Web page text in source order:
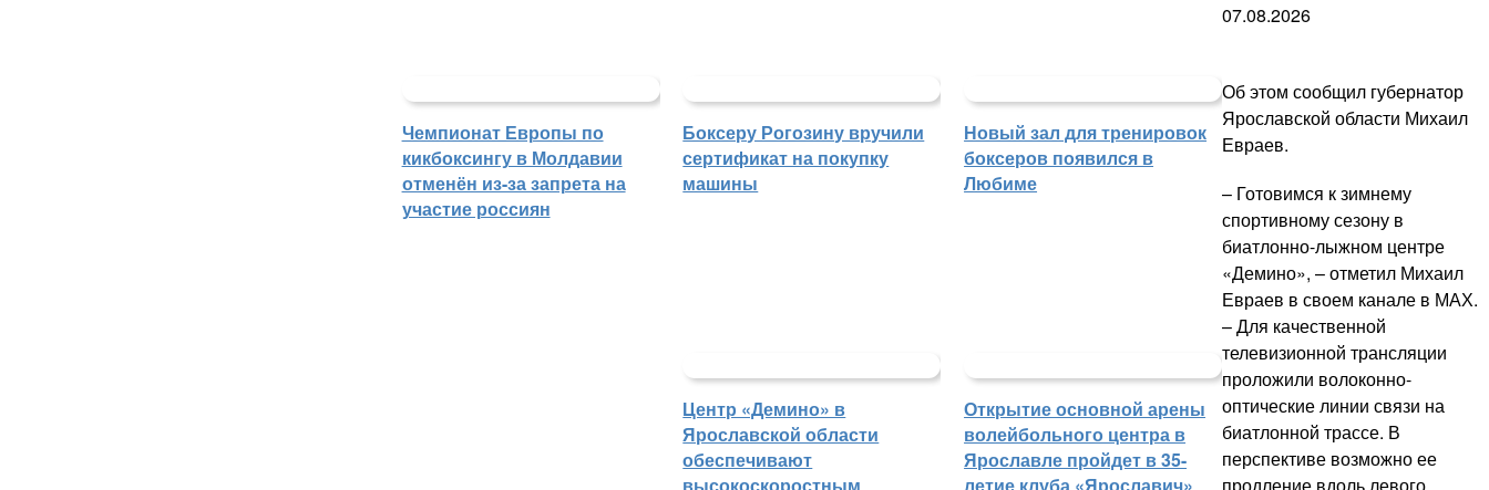
Чемпионат Европы по
кикбоксингу в Молдавии
отменён из-за запрета на
участие россиян
Боксеру Рогозину вручили
сертификат на покупку
машины
Новый зал для тренировок
боксеров появился в
Любиме
Центр «Демино» в
Ярославской области
обеспечивают
Открытие основной арены
волейбольного центра в
Ярославле пройдет в 35-
07.08.2026
Об этом сообщил губернатор
Ярославской области Михаил
Евраев.
– Готовимся к зимнему
спортивному сезону в
биатлонно-лыжном центре
«Демино», – отметил Михаил
Евраев в своем канале в МАХ.
– Для качественной
телевизионной трансляции
проложили волоконно-
оптические линии связи на
биатлонной трассе. В
перспективе возможно ее
продление вдоль левого